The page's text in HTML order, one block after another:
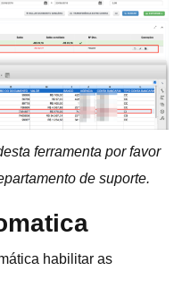
ferramenta por favor
de suporte.
habilitar as